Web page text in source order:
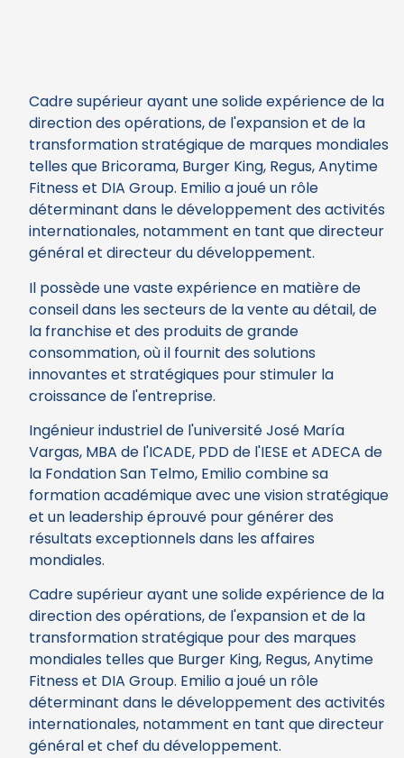
Cadre supérieur ayant une solide expérience de la
direction des opérations, de l'expansion et de la
transformation stratégique de marques mondiales
telles que Bricorama, Burger King, Regus, Anytime
Fitness et DIA Group. Emilio a joué un rôle
déterminant dans le développement des activités
internationales, notamment en tant que directeur
général et directeur du développement.
Il possède une vaste expérience en matière de
conseil dans les secteurs de la vente au détail, de
la franchise et des produits de grande
consommation, où il fournit des solutions
innovantes et stratégiques pour stimuler la
croissance de l'entreprise.
Ingénieur industriel de l'université José María
Vargas, MBA de l'ICADE, PDD de l'IESE et ADECA de
la Fondation San Telmo, Emilio combine sa
formation académique avec une vision stratégique
et un leadership éprouvé pour générer des
résultats exceptionnels dans les affaires
mondiales.
Cadre supérieur ayant une solide expérience de la
direction des opérations, de l'expansion et de la
transformation stratégique pour des marques
mondiales telles que Burger King, Regus, Anytime
Fitness et DIA Group. Emilio a joué un rôle
déterminant dans le développement des activités
internationales, notamment en tant que directeur
général et chef du développement.